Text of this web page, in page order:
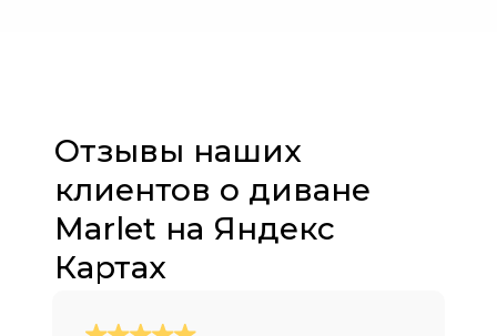
Отзывы наших
клиентов о диване
Marlet на Яндекс
Картах